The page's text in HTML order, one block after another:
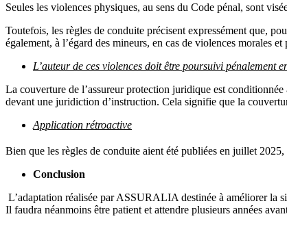
Seules les violences physiques, au sens du Code pénal, sont
Toutefois, les règles de conduite précisent expressément que,
également, à l’égard des mineurs, en cas de violences morales
L’auteur de ces violences doit être poursuivi pénalement
La couverture de l’assureur protection juridique est
devant une juridiction d’instruction. Cela signifie que la
Application rétroactive
Bien que les règles de conduite aient été publiées en juillet
Conclusion
L’adaptation réalisée par ASSURALIA destinée à améliorer la
Il faudra néanmoins être patient et attendre plusieurs années